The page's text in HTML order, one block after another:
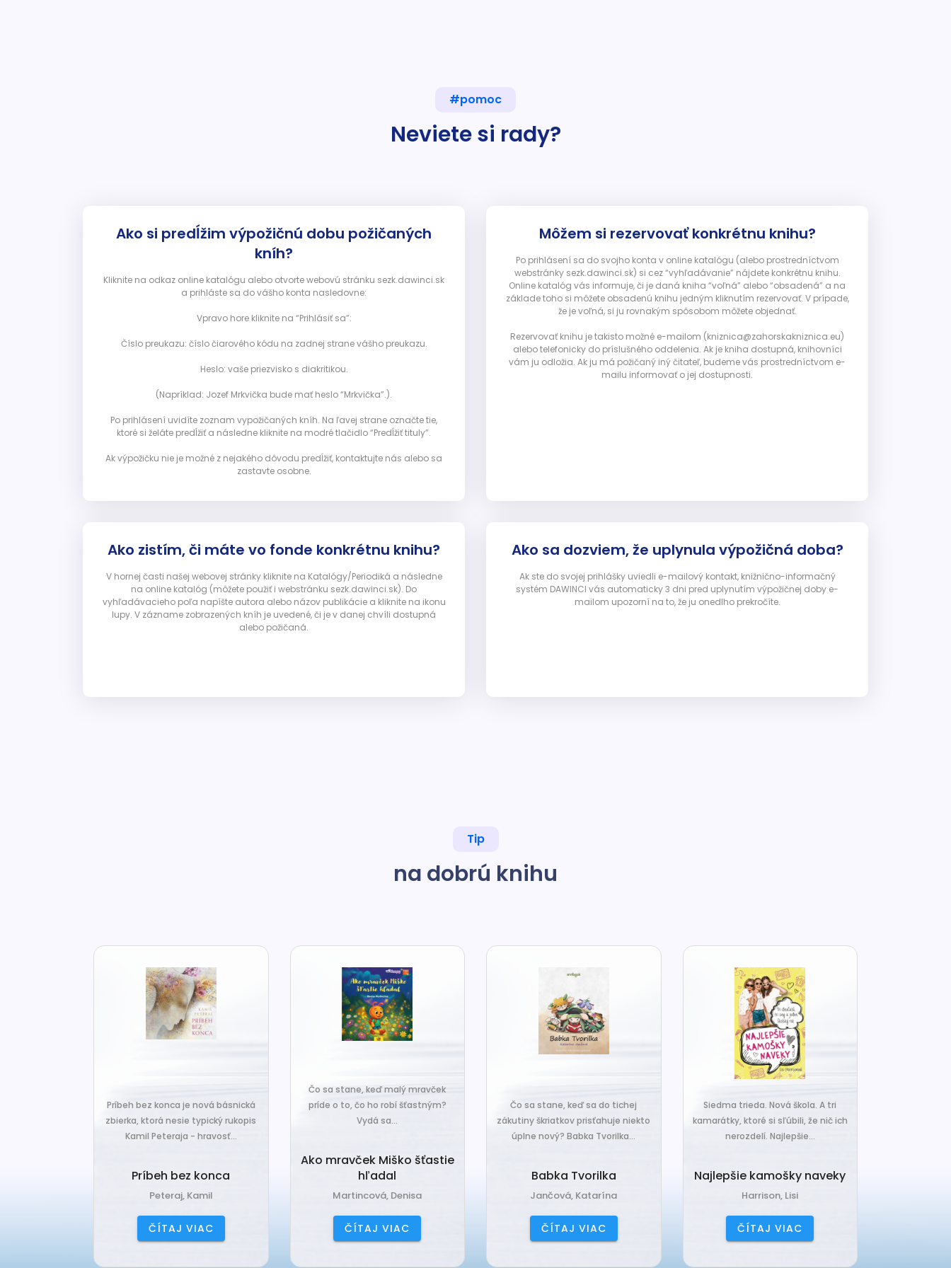
#pomoc
Neviete si rady?
Ako si predĺžim výpožičnú dobu požičaných
kníh?
Kliknite na odkaz online katalógu alebo otvorte webovú stránku sezk.dawinci.sk
a prihláste sa do vášho konta nasledovne:
Vpravo hore kliknite na “Prihlásiť sa”:
Číslo preukazu: číslo čiarového kódu na zadnej strane vášho preukazu.
Heslo: vaše priezvisko s diakritikou.
(Napríklad: Jozef Mrkvička bude mať heslo “Mrkvička”.).
Po prihlásení uvidíte zoznam vypožičaných kníh. Na ľavej strane označte tie,
ktoré si želáte predĺžiť a následne kliknite na modré tlačidlo “Predĺžiť tituly”.
Ak výpožičku nie je možné z nejakého dôvodu predĺžiť, kontaktujte nás alebo sa
zastavte osobne.
Môžem si rezervovať konkrétnu knihu?
Po prihlásení sa do svojho konta v online katalógu (alebo prostredníctvom
webstránky sezk.dawinci.sk) si cez “vyhľadávanie” nájdete konkrétnu knihu.
Online katalóg vás informuje, či je daná kniha “voľná” alebo “obsadená” a na
základe toho si môžete obsadenú knihu jedným kliknutím rezervovať. V prípade,
že je voľná, si ju rovnakým spôsobom môžete objednať.
Rezervovať knihu je takisto možné e-mailom (kniznica@zahorskakniznica.eu)
alebo telefonicky do príslušného oddelenia. Ak je kniha dostupná, knihovníci
vám ju odložia. Ak ju má požičaný iný čitateľ, budeme vás prostredníctvom e-
mailu informovať o jej dostupnosti.
Ako zistím, či máte vo fonde konkrétnu knihu?
V hornej časti našej webovej stránky kliknite na Katalógy/Periodiká a následne
na online katalóg (môžete použiť i webstránku sezk.dawinci.sk). Do
vyhľadávacieho poľa napíšte autora alebo názov publikácie a kliknite na ikonu
lupy. V zázname zobrazených kníh je uvedené, či je v danej chvíli dostupná
alebo požičaná.
Ako sa dozviem, že uplynula výpožičná doba?
Ak ste do svojej prihlášky uviedli e-mailový kontakt, knižnično-informačný
systém DAWINCI vás automaticky 3 dni pred uplynutím výpožičnej doby e-
mailom upozorní na to, že ju onedlho prekročíte.
Tip
na dobrú knihu
Príbeh bez konca je nová básnická
zbierka, ktorá nesie typický rukopis
Kamil Peteraja - hravosť...
Príbeh bez konca
Peteraj, Kamil
ČÍTAJ VIAC
Čo sa stane, keď malý mravček
príde o to, čo ho robí šťastným?
Vydá sa...
Ako mravček Miško šťastie
hľadal
Martincová, Denisa
ČÍTAJ VIAC
Čo sa stane, keď sa do tichej
zákutiny škriatkov prisťahuje niekto
úplne nový? Babka Tvorilka...
Babka Tvorilka
Jančová, Katarína
ČÍTAJ VIAC
Siedma trieda. Nová škola. A tri
kamarátky, ktoré si sľúbili, že nič ich
nerozdelí. Najlepšie...
Najlepšie kamošky naveky
Harrison, Lisi
ČÍTAJ VIAC